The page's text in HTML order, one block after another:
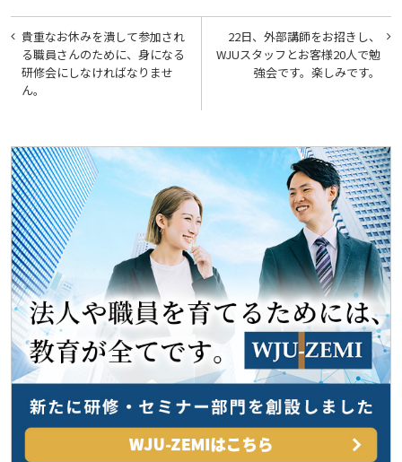
投
稿
ナ
ゲ
ー
シ
ョ
ン
22日、外部講師をお招きし、
WJUスタッフとお客様20人で勉
強会です。楽しみです。
貴重なお休みを潰して参加され
る職員さんのために、身になる
研修会にしなければなりませ
ん。